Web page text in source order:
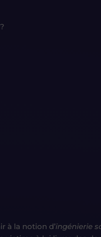
à la notion d’ingénierie